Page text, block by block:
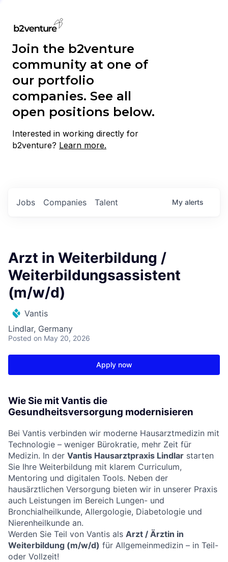
Join the b2venture
community at one of
our portfolio
companies. See all
open positions below.
Interested in working directly for
b2venture? Learn more.
Jobs Companies Talent My alerts
Arzt in Weiterbildung /
Weiterbildungsassistent
(m/w/d)
Vantis
Lindlar, Germany
Posted on May 20, 2026
Apply now
Wie Sie mit Vantis die
Gesundheitsversorgung modernisieren
Bei Vantis verbinden wir moderne Hausarztmedizin mit
Technologie – weniger Bürokratie, mehr Zeit für
Medizin. In der Vantis Hausarztpraxis Lindlar starten
Sie Ihre Weiterbildung mit klarem Curriculum,
Mentoring und digitalen Tools. Neben der
hausärztlichen Versorgung bieten wir in unserer Praxis
auch Leistungen im Bereich Lungen- und
Bronchialheilkunde, Allergologie, Diabetologie und
Nierenheilkunde an.
Werden Sie Teil von Vantis als Arzt / Ärztin in
Weiterbildung (m/w/d) für Allgemeinmedizin – in Teil-
oder Vollzeit!